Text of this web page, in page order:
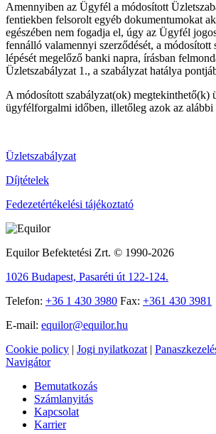
Amennyiben az Ügyfél a módosított
fentiekben felsorolt egyéb dokumentumokat
egészében nem fogadja el, úgy az Ügyfél
fennálló valamennyi szerződését, a módosított
lépését megelőző banki napra, írásban
Üzletszabályzat 1., a szabályzat hatálya
A módosított szabályzat(ok) megtekinthető(k)
ügyfélforgalmi időben, illetőleg azok az
Üzletszabályzat
Díjtételek
Fedezetértékelési tájékoztató
Equilor Befektetési Zrt. © 1990-2026
1026 Budapest, Pasaréti út 122-124.
Telefon: +36 1 430 3980 Fax: +361 430 3981
E-mail: equilor@equilor.hu
Cookie policy | Jogi nyilatkozat|
Navigátor
Bemutatkozás
Számlanyitás
Kapcsolat
Karrier